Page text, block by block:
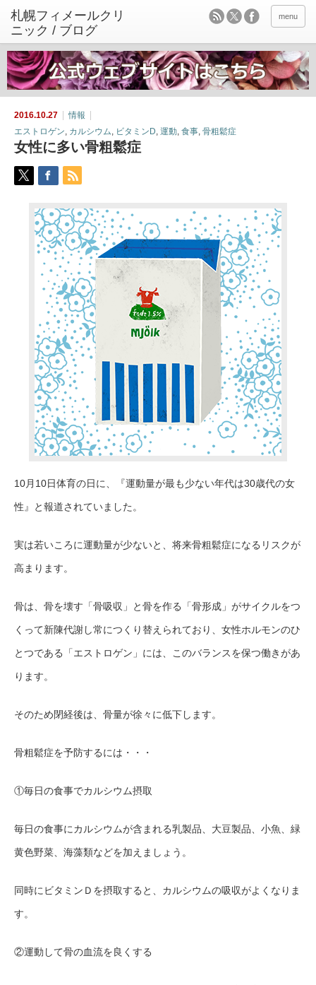
menu
2016.10.27
情報
エストロゲン, カルシウム, ビタミンD, 運動, 食事, 骨粗鬆症
女性に多い骨粗鬆症
10月10日体育の日に、『運動量が最も少ない年代は30歳代の女
性』と報道されていました。
実は若いころに運動量が少ないと、将来骨粗鬆症になるリスクが
高まります。
骨は、骨を壊す「骨吸収」と骨を作る「骨形成」がサイクルをつ
くって新陳代謝し常につくり替えられており、女性ホルモンのひ
とつである「エストロゲン」には、このバランスを保つ働きがあ
ります。
そのため閉経後は、骨量が徐々に低下します。
骨粗鬆症を予防するには・・・
①毎日の食事でカルシウム摂取
毎日の食事にカルシウムが含まれる乳製品、大豆製品、小魚、緑
黄色野菜、海藻類などを加えましょう。
同時にビタミンＤを摂取すると、カルシウムの吸収がよくなりま
す。
②運動して骨の血流を良くする